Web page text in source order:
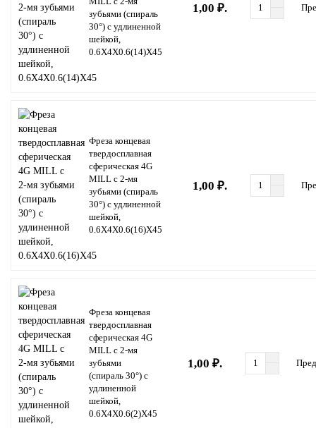
зубьями (спираль
30°) с удлиненной
шейкой,
0.6X4X0.6(14)X45
1,00 ₽.
Фреза концевая
твердосплавная
сферическая 4G
MILL с 2-мя
зубьями (спираль
30°) с удлиненной
шейкой,
0.6X4X0.6(16)X45
1,00 ₽.
Фреза концевая
твердосплавная
сферическая 4G
MILL с 2-мя
зубьями
(спираль 30°) с
удлиненной
шейкой,
0.6X4X0.6(2)X45
1,00 ₽.